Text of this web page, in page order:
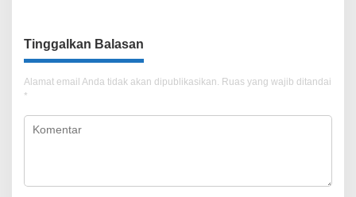
Tinggalkan Balasan
Alamat email Anda tidak akan dipublikasikan. Ruas yang wajib ditandai
*